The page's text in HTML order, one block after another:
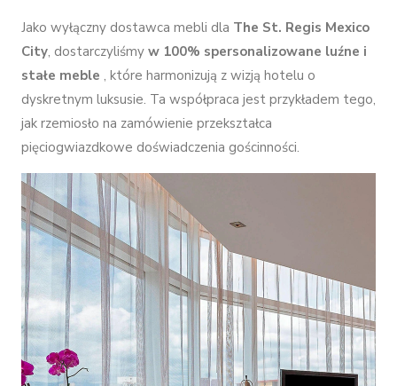
Jako wyłączny dostawca mebli dla The St. Regis Mexico
City, dostarczyliśmy w 100% spersonalizowane luźne i
stałe meble , które harmonizują z wizją hotelu o
dyskretnym luksusie. Ta współpraca jest przykładem tego,
jak rzemiosło na zamówienie przekształca
pięciogwiazdkowe doświadczenia gościnności.